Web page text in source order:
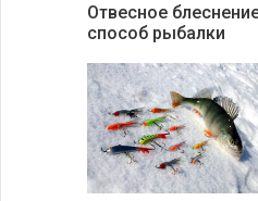
Отвесное
способ рыбалки